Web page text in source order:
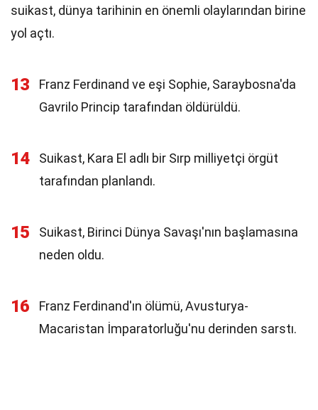
suikast, dünya tarihinin en önemli olaylarından birine
yol açtı.
13
Franz Ferdinand ve eşi Sophie, Saraybosna'da
Gavrilo Princip tarafından öldürüldü.
14
Suikast, Kara El adlı bir Sırp milliyetçi örgüt
tarafından planlandı.
15
Suikast, Birinci Dünya Savaşı'nın başlamasına
neden oldu.
16
Franz Ferdinand'ın ölümü, Avusturya-
Macaristan İmparatorluğu'nu derinden sarstı.